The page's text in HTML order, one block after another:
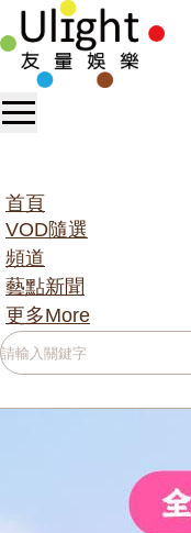
首頁
VOD隨選
頻道
藝點新聞
更多More